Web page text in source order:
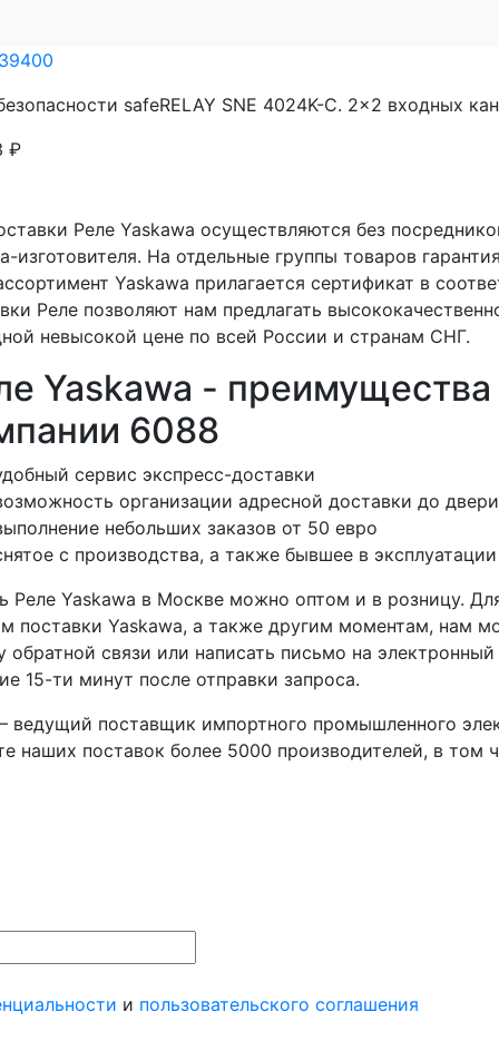
safeRELAY SNE 4024K-C. 2x2 входных
₽
Реле Yaskawa осуществляются без
изготовителя. На отдельные группы товаров
Yaskawa прилагается сертификат в
Реле позволяют нам предлагать
невысокой цене по всей России и странам СНГ.
Yaskawa - преимущества
6088
сервис экспресс-доставки
организации адресной доставки до двери
небольших заказов от 50 евро
с производства, а также бывшее в
Реле Yaskawa в Москве можно оптом и в розницу.
поставки Yaskawa, а также другим моментам, нам
обратной связи или написать письмо на
15-ти минут после отправки запроса.
ведущий поставщик импортного промышленного
наших поставок более 5000 производителей, в том
и пользовательского соглашения